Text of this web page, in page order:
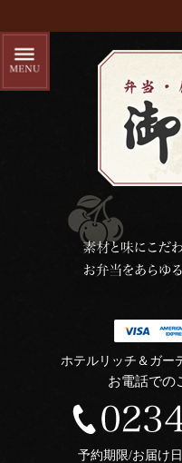
ホテルリッチ＆ガー
お電話での
予約期限/お届け